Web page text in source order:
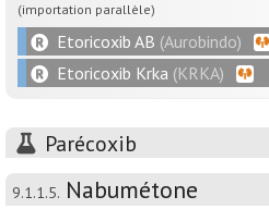
(importation parallèle)
Etoricoxib AB (Aurobindo)
Etoricoxib Krka (KRKA)
Parécoxib
9.1.1.5. Nabumétone